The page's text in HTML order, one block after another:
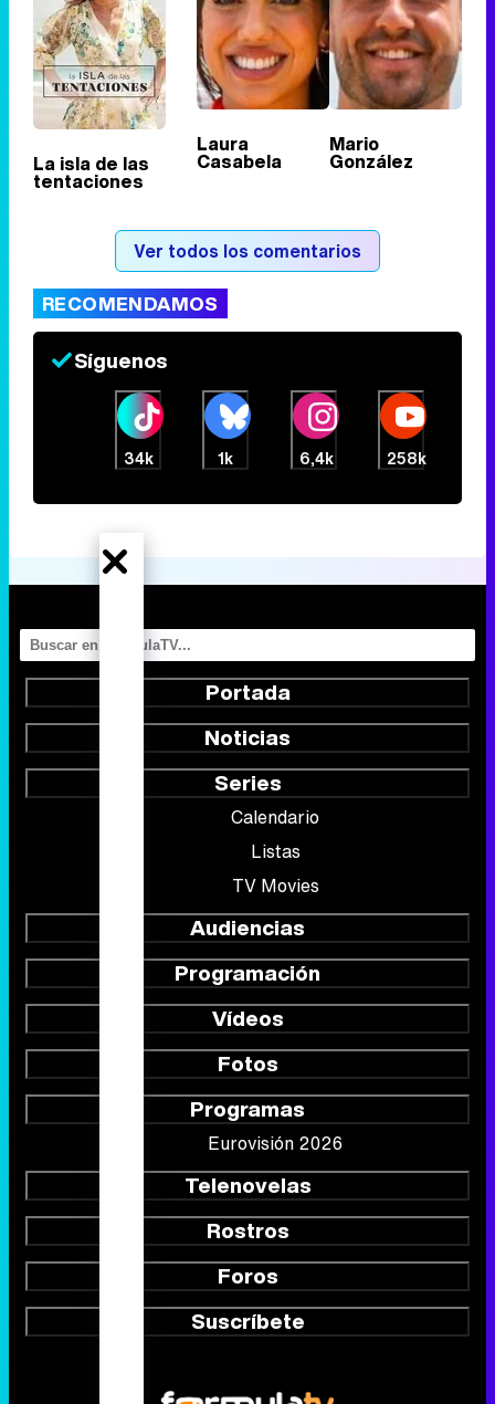
Tráiler en catalán de 'Ravalear', la nueva serie de HBO Max sobre los fondos buitre
Canción ganadora de Eurovisión 2026: DARA con "Bangaranga" por Bulgaria
La isla de las
tentaciones
Laura
Casabela
Mario
González
Ver todos los comentarios
RECOMENDAMOS
Síguenos
34k 1k 6,4k 258k
Portada
Noticias
Series
Calendario
Listas
TV Movies
Audiencias
Programación
Vídeos
Fotos
Programas
Eurovisión 2026
Telenovelas
Rostros
Foros
Suscríbete